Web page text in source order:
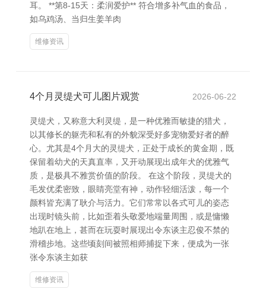
耳。 **第8-15天：柔润爱护** 符合增多补气血的食品，
如乌鸡汤、当归生姜羊肉
维修资讯
4个月灵缇犬可儿图片观赏 2026-06-22
灵缇犬，又称意大利灵缇，是一种优雅而敏捷的猎犬，
以其修长的躯壳和私有的外貌深受好多宠物爱好者的醉
心。尤其是4个月大的灵缇犬，正处于成长的黄金期，既
保留着幼犬的天真直率，又开动展现出成年犬的优雅气
质，是极具不雅赏价值的阶段。 在这个阶段，灵缇犬的
毛发优柔密致，眼睛亮堂有神，动作轻细活泼，每一个
颜料皆充满了耿介与活力。它们常常以各式可儿的姿态
出现时镜头前，比如歪着头敬爱地端量周围，或是慵懒
地趴在地上，甚而在玩耍时展现出令东谈主忍俊不禁的
滑稽步地。这些顷刻间被照相师捕捉下来，便成为一张
张令东谈主如获
维修资讯